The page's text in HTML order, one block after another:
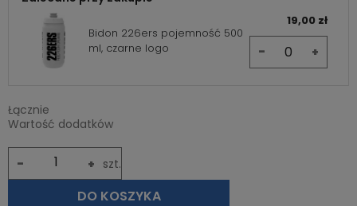
Bidon 226ers pojemność 500
ml, czarne logo
19,00 zł
- +
Łącznie
Wartość dodatków
+
- szt.
DO KOSZYKA